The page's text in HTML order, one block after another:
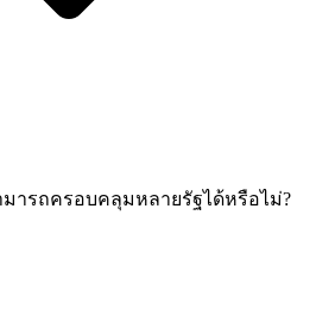
มารถครอบคลุมหลายรัฐได้หรือไม่?